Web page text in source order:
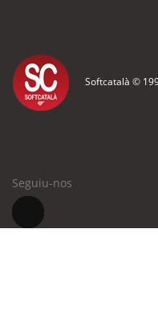
Softcatalà ©
Seguiu-nos